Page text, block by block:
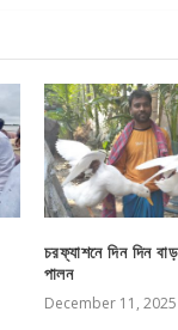
চরফ্যাশনে দিন দিন
পালন
December 11, 2025